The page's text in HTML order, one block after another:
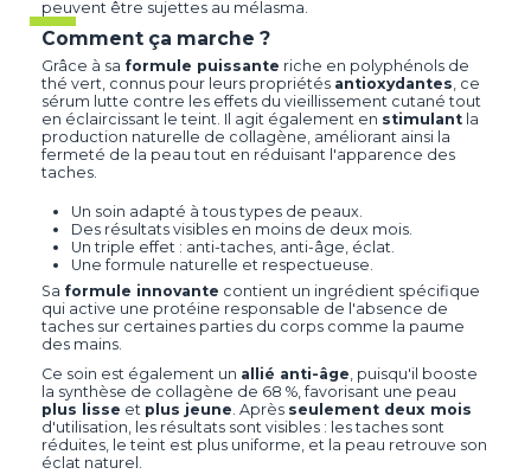
peuvent être sujettes au mélasma.
Comment ça marche ?
Grâce à sa formule puissante riche en polyphénols de
thé vert, connus pour leurs propriétés antioxydantes, ce
sérum lutte contre les effets du vieillissement cutané tout
en éclaircissant le teint. Il agit également en stimulant la
production naturelle de collagène, améliorant ainsi la
fermeté de la peau tout en réduisant l'apparence des
taches.
Un soin adapté à tous types de peaux.
Des résultats visibles en moins de deux mois.
Un triple effet : anti-taches, anti-âge, éclat.
Une formule naturelle et respectueuse.
Sa formule innovante contient un ingrédient spécifique
qui active une protéine responsable de l'absence de
taches sur certaines parties du corps comme la paume
des mains.
Ce soin est également un allié anti-âge, puisqu'il booste
la synthèse de collagène de 68 %, favorisant une peau
plus lisse et plus jeune. Après seulement deux mois
d'utilisation, les résultats sont visibles : les taches sont
réduites, le teint est plus uniforme, et la peau retrouve son
éclat naturel.